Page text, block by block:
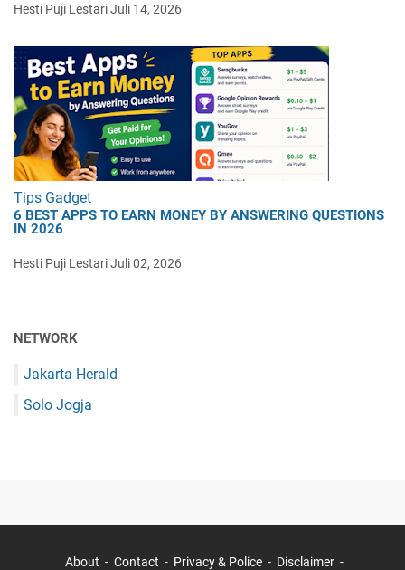
Hesti Puji LestariJuli 14, 2026
Tips Gadget
6 BEST APPS TO EARN MONEY BY ANSWERING QUESTIONS
IN 2026
Hesti Puji LestariJuli 02, 2026
NETWORK
Jakarta Herald
Solo Jogja
About Contact Privacy & Police Disclaimer